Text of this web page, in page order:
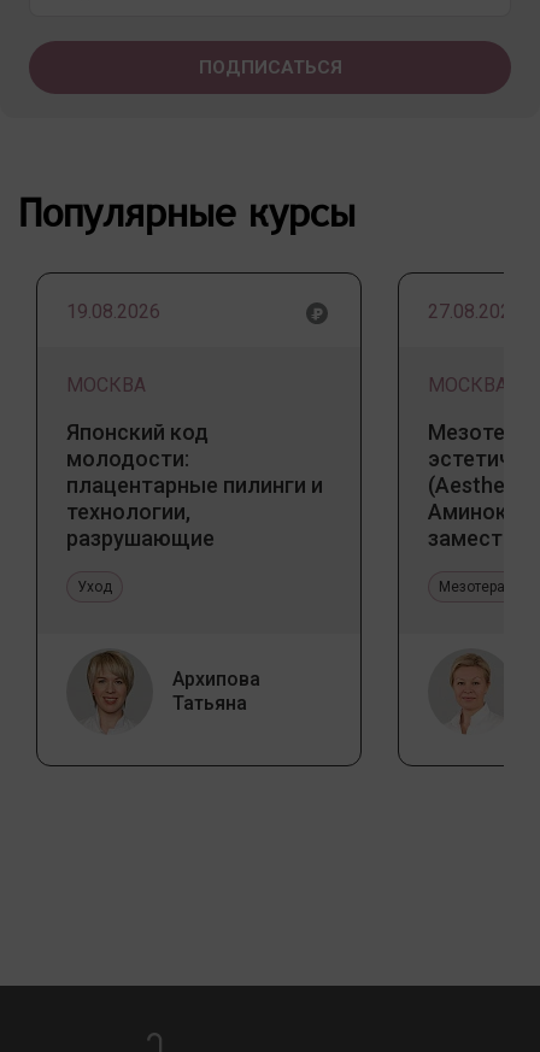
Популярные курсы
19.08.2026
МОСКВА
Японский код
молодости:
плацентарные пилинги и
технологии,
разрушающие
Уход
Архипова
Татьяна
27.08.2026
МОСКВА
(Aesthetic
Мезотерапия